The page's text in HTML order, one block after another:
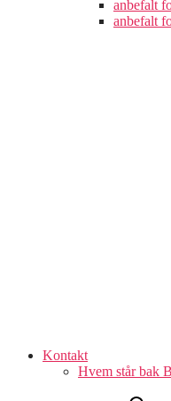
anbefalt
anbefalt
Kontakt
Hvem står bak